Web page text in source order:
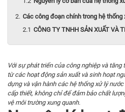
Các công đoạn chính trong hệ thống
CÔNG TY TNHH SẢN XUẤT VÀ
Với sự phát triển của công nghiệp và
từ các hoạt động sản xuất và sinh hoạt
dựng và vận hành các hệ thống xử lý
cấp thiết, không chỉ để đảm bảo chất
vệ môi trường xung quanh.